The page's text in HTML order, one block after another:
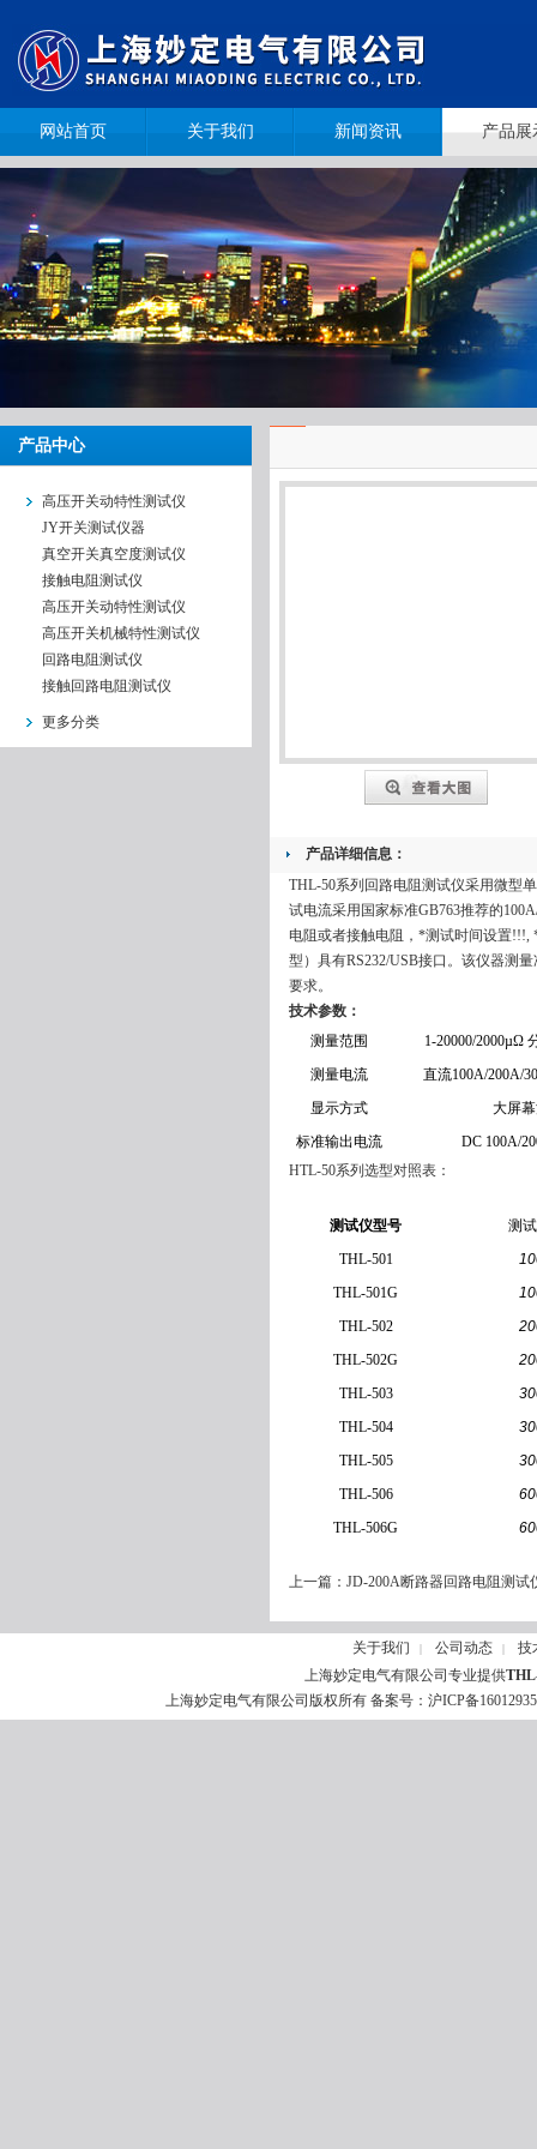
网站首页 关于我们 新闻资讯 产品展
产品中心
高压开关动特性测试仪
JY开关测试仪器
真空开关真空度测试仪
接触电阻测试仪
高压开关动特性测试仪
高压开关机械特性测试仪
回路电阻测试仪
接触回路电阻测试仪
更多分类
产品详细信息：
THL-50系列回路电阻测试仪采用微型
试电流采用国家标准GB763推荐的
电阻或者接触电阻，*测试时间设置
型）具有RS232/USB接口。该仪器测
要求。
技术参数：
测量范围
1-20000/2000µΩ
测量电流
直流100A/200A/
显示方式
大屏
标准输出电流
DC 100A/
HTL-50系列选型对照表：
测试仪型号
测
THL-501
THL-501G
THL-502
THL-502G
THL-503
THL-504
THL-505
THL-506
THL-506G
上一篇： JD-200A断路器回路电阻测试
关于我们 | 公司动态 |
技
上海妙定电气有限公司专业提供
上海妙定电气有限公司版权所有 备案号： 沪ICP备